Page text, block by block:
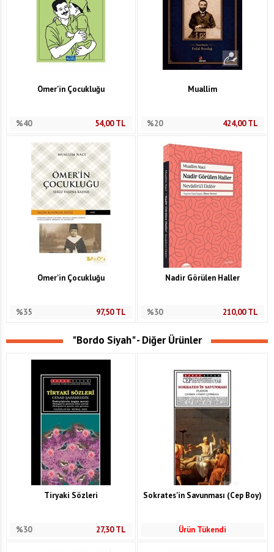
Ömer'in Çocukluğu
%40 54,00TL
Muallim
%20 424,00TL
Ömer'in Çocukluğu
%35 97,50TL
Nadir Görülen Haller
%30 210,00TL
"Bordo Siyah" - Diğer Ürünler
Tiryaki Sözleri
%30 27,30TL
Sokrates'in Savunması (Cep Boy)
Ürün Tükendi